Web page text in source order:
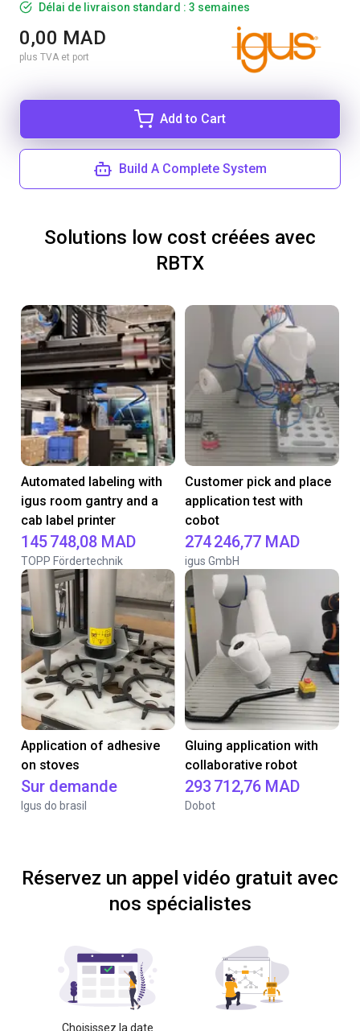
Délai de livraison standard : 3 semaines
0,00 MAD
plus TVA et port
Add to Cart
Build A Complete System
Solutions low cost créées avec
RBTX
Automated labeling with
igus room gantry and a
cab label printer
145 748,08 MAD
TOPP Fördertechnik
Customer pick and place
application test with
cobot
274 246,77 MAD
igus GmbH
Application of adhesive
on stoves
Sur demande
Igus do brasil
Gluing application with
collaborative robot
293 712,76 MAD
Dobot
Réservez un appel vidéo gratuit avec
nos spécialistes
Choisissez la date